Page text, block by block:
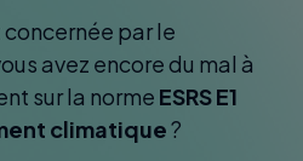
par le
avez encore du mal à
sur la norme ESRS E1
climatique?